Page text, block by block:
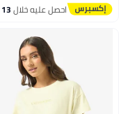
احصل عليه خلال13